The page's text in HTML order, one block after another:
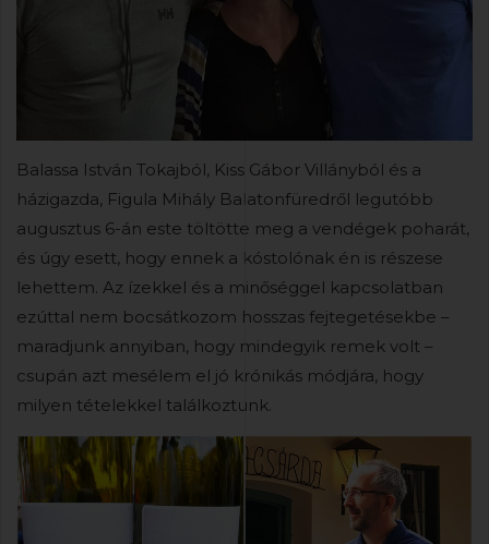
Balassa István Tokajból, Kiss Gábor Villányból és a
házigazda, Figula Mihály Balatonfüredről legutóbb
augusztus 6-án este töltötte meg a vendégek poharát,
és úgy esett, hogy ennek a kóstolónak én is részese
lehettem. Az ízekkel és a minőséggel kapcsolatban
ezúttal nem bocsátkozom hosszas fejtegetésekbe –
maradjunk annyiban, hogy mindegyik remek volt –
csupán azt mesélem el jó krónikás módjára, hogy
milyen tételekkel találkoztunk.